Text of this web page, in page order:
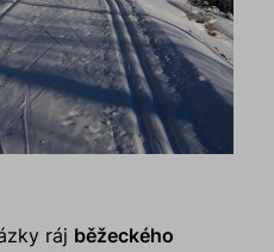
ráj běžeckého